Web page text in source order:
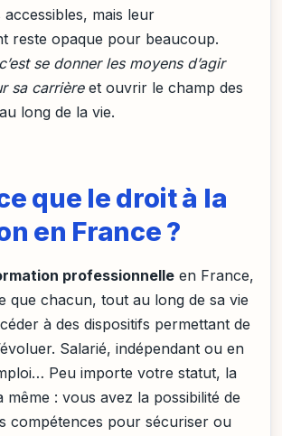
accessibles, mais leur
reste opaque pour beaucoup.
se donner les moyens d’agir
sa carrièreet ouvrir le champ des
long de la vie.
que le droit à la
en France ?
professionnelle en France,
que chacun, tout au long de sa vie
à des dispositifs permettant de
Salarié, indépendant ou en
Peu importe votre statut, la
même : vous avez la possibilité de
compétences pour sécuriser ou